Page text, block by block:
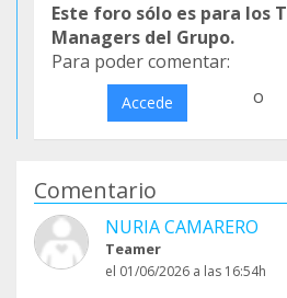
Este foro sólo es para los
Managers del Grupo.
Para poder comentar:
Accede o
Comentario
NURIA CAMARERO
Teamer
el 01/06/2026 a las 16:54h